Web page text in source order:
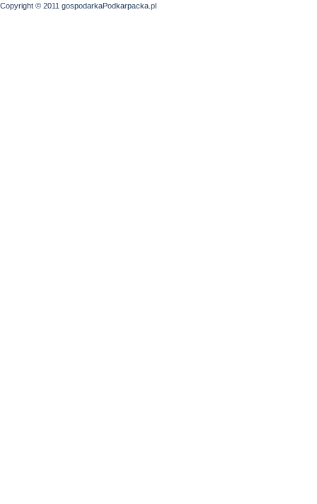
Copyright © 2011 gospodarkaPodkarpacka.pl